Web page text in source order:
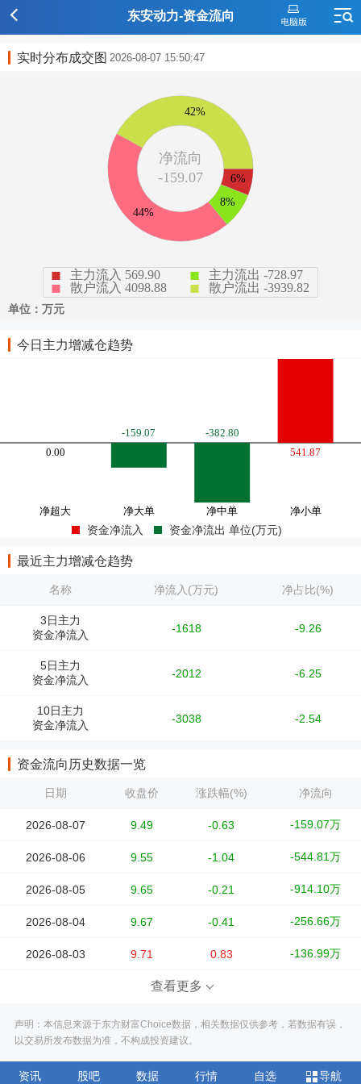
东安动力-资金流向
实时分布成交图 2026-08-07 15:50:47
今日主力增减仓趋势
资金净流入 资金净流出 单位(万元)
最近主力增减仓趋势
名称 净流入(万元) 净占比(%)
3日主力
资金净流入
-1618 -9.26
5日主力
资金净流入
-2012 -6.25
10日主力
资金净流入
-3038 -2.54
资金流向历史数据一览
日期 收盘价 涨跌幅(%) 净流向
2026-08-07 9.49 -0.63 -159.07万
2026-08-06 9.55 -1.04 -544.81万
2026-08-05 9.65 -0.21 -914.10万
2026-08-04 9.67 -0.41 -256.66万
2026-08-03 9.71 0.83 -136.99万
查看更多
声明：本信息来源于东方财富Choice数据，相关数据仅供参考，若数据有误，
以交易所发布数据为准，不构成投资建议。
资讯 股吧 数据 行情 自选 导航